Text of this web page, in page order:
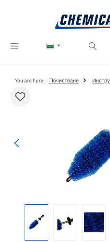
You are here: Почистване
Пропуснете галерия с изображения